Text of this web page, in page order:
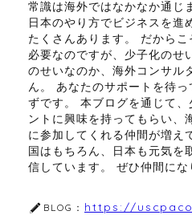
常識は海外ではなかなか通じ
日本のやり方でビジネスを進
たくさんあります。 だから
必要なのですが、少子化のせ
のせいなのか、海外コンサル
ん。 あなたのサポートを待
ずです。 本ブログを通じて
ントに興味を持ってもらい、
に参加してくれる仲間が増え
国はもちろん、日本も元気を
信しています。 ぜひ仲間にな
BLOG： https://